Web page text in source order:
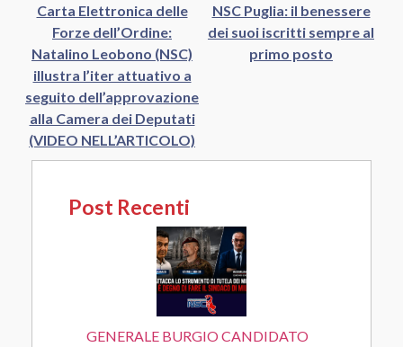
Carta Elettronica delle
Forze dell’Ordine:
Natalino Leobono (NSC)
illustra l’iter attuativo a
seguito dell’approvazione
alla Camera dei Deputati
(VIDEO NELL’ARTICOLO)
NSC Puglia: il benessere
dei suoi iscritti sempre al
primo posto
Post Recenti
GENERALE BURGIO CANDIDATO